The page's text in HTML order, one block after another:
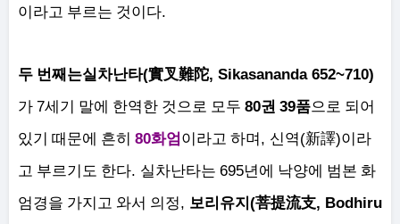
이라고 부르는 것이다.
두 번째는실차난타(實叉難陀, Sikasananda 652~710)
가 7세기 말에 한역한 것으로 모두 80권 39품으로 되어
있기 때문에 흔히 80화엄 이라고 하며 , 신역(新譯)이라
고 부르기도 한다. 실차난타는 695년에 낙양에 범본 화
엄경을 가지고 와서 의정, 보리유지 (菩提流支, Bodhiru